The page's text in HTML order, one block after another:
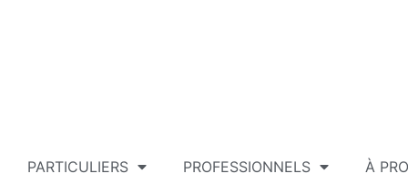
PARTICULIERS PROFESSIONNELS À